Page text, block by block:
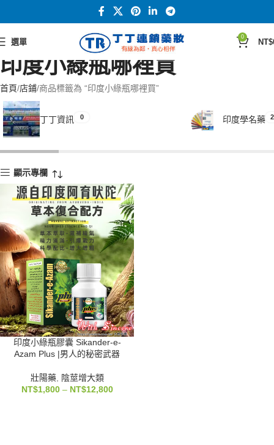
選單
0
NT$
印度小綠瓶哪裡買
首頁 店鋪 商品標籤為 “印度小綠瓶哪裡買”
丁丁資訊 0 印度學名藥
顯示專欄
印度小綠瓶膠囊 Sikander-e-
Azam Plus |男人的秘密武器
壯陽藥, 陰莖增大類
NT$1,800 – NT$12,800